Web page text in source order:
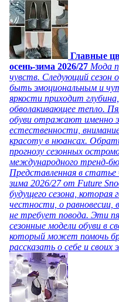
Главные
осень-зима 2026/27 Мода
чувств. Следующий сезон
быть эмоциональным и
яркости приходит
обволакивающее тепло.
обуви отражают именно
естественности,
красоту в нюансах.
прогнозу сезонных
международного тренд-
Представленная в статье
зима 2026/27 от Future
будущего сезона, которая
честности, о равновесии,
не требует повода. Эти
сезонные модели обуви в
который может помочь
рассказать о себе и своих